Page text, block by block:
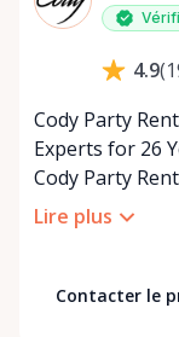
4.9(
Cody Party
Experts for 26 Years Celebrating 26
Cody Party
things party and event
partner of
At Cody Party
Lire plus
Contacter le